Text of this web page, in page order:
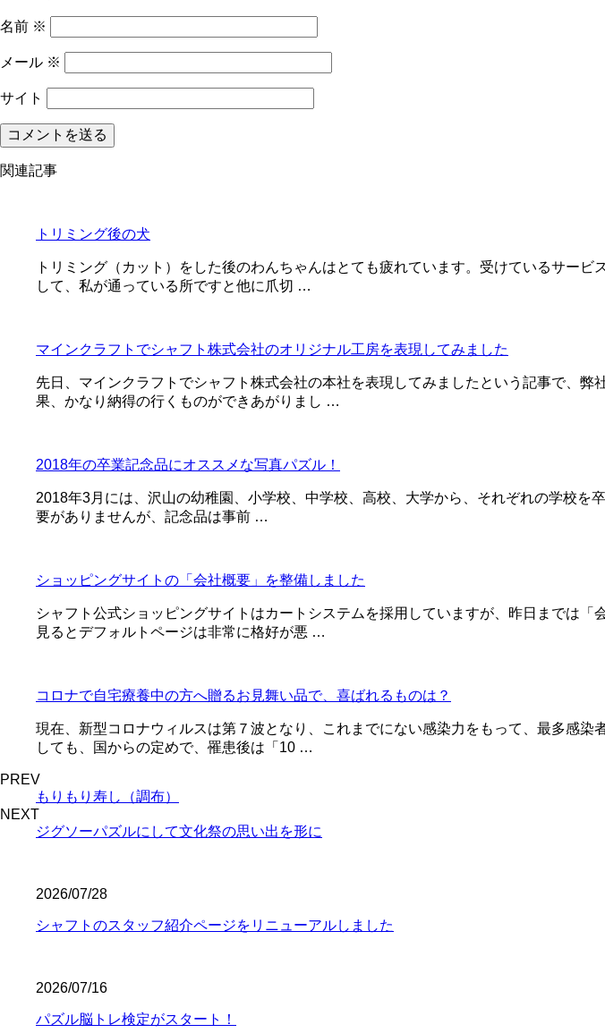
名前 ※
メール ※
サイト
関連記事
トリミング後の犬
トリミング（カット）をした後のわんちゃんはとても疲れています。受けているサー
して、私が通っている所ですと他に爪切 …
マインクラフトでシャフト株式会社のオリジナル工房を表現してみました
先日、マインクラフトでシャフト株式会社の本社を表現してみましたという記事で、
果、かなり納得の行くものができあがりまし …
2018年の卒業記念品にオススメな写真パズル！
2018年3月には、沢山の幼稚園、小学校、中学校、高校、大学から、それぞれの学校
要がありませんが、記念品は事前 …
ショッピングサイトの「会社概要」を整備しました
シャフト公式ショッピングサイトはカートシステムを採用していますが、昨日までは
見るとデフォルトページは非常に格好が悪 …
コロナで自宅療養中の方へ贈るお見舞い品で、喜ばれるものは？
現在、新型コロナウィルスは第７波となり、これまでにない感染力をもって、最多感
しても、国からの定めで、罹患後は「10 …
PREV
もりもり寿し（調布）
NEXT
ジグソーパズルにして文化祭の思い出を形に
2026/07/28
シャフトのスタッフ紹介ページをリニューアルしました
2026/07/16
パズル脳トレ検定がスタート！